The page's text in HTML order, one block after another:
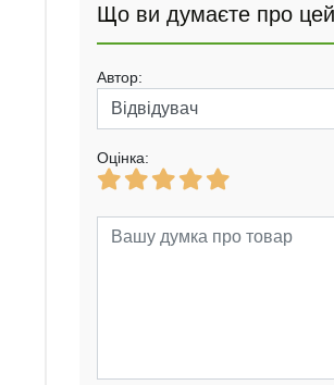
Що ви думаєте про
Автор:
Оцінка: